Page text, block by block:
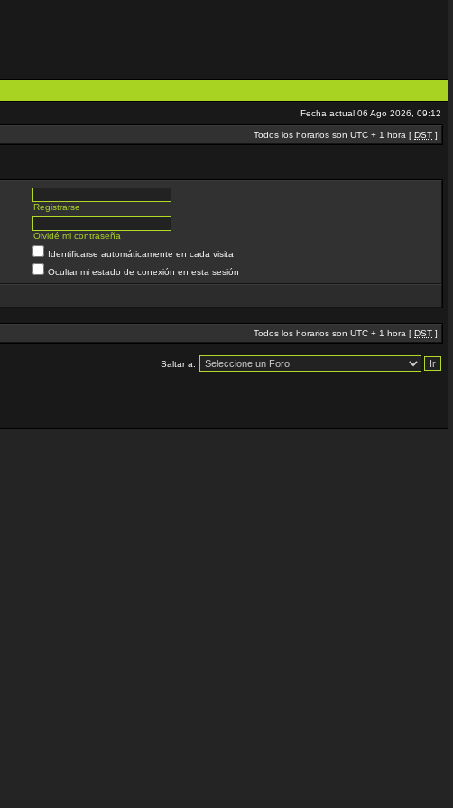
Fecha actual 06 Ago 2026, 09:12
Todos los horarios son UTC + 1 hora [ DST ]
Registrarse
Olvidé mi contraseña
Identificarse automáticamente en cada visita
Ocultar mi estado de conexión en esta sesión
Todos los horarios son UTC + 1 hora [ DST ]
Saltar a: